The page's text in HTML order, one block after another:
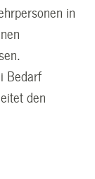
in
Bedarf
den